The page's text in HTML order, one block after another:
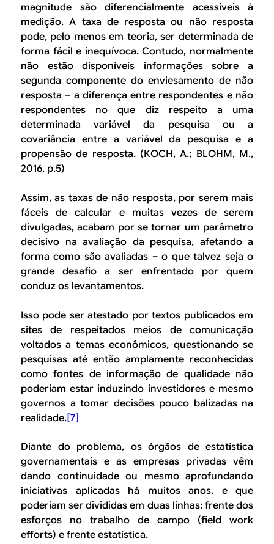
magnitude são diferencialmente acessíveis à
medição. A taxa de resposta ou não resposta
pode, pelo menos em teoria, ser determinada de
forma fácil e inequívoca. Contudo, normalmente
não estão disponíveis informações sobre a
segunda componente do enviesamento de não
resposta – a diferença entre respondentes e não
respondentes no que diz respeito a uma
determinada variável da pesquisa ou a
covariância entre a variável da pesquisa e a
propensão de resposta.(KOCH, A.; BLOHM, M.,
2016, p.5)
Assim, as taxas de não resposta, por serem mais
fáceis de calcular e muitas vezes de serem
divulgadas, acabam por se tornar um parâmetro
decisivo na avaliação da pesquisa, afetando a
forma como são avaliadas – o que talvez seja o
grande desafio a ser enfrentado por quem
conduz os levantamentos.
Isso pode ser atestado por textos publicados em
sites de respeitados meios de comunicação
voltados a temas econômicos, questionando se
pesquisas até então amplamente reconhecidas
como fontes de informação de qualidade não
poderiam estar induzindo investidores e mesmo
governos a tomar decisões pouco balizadas na
realidade.[7]
Diante do problema, os órgãos de estatística
governamentais e as empresas privadas vêm
dando continuidade ou mesmo aprofundando
iniciativas aplicadas há muitos anos, e que
poderiam ser divididas em duas linhas: frente dos
esforços no trabalho de campo (field work
efforts) e frente estatística.